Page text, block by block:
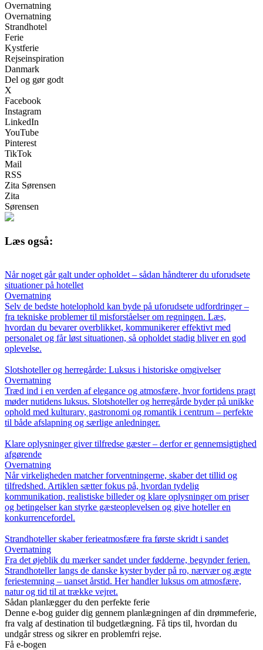
Overnatning
Overnatning
Strandhotel
Ferie
Kystferie
Rejseinspiration
Danmark
Del og gør godt
X
Facebook
Instagram
LinkedIn
YouTube
Pinterest
TikTok
Mail
RSS
Zita Sørensen
Zita
Sørensen
Læs også:
Når noget går galt under opholdet – sådan håndterer du uforudsete
situationer på hotellet
Overnatning
Selv de bedste hotelophold kan byde på uforudsete udfordringer –
fra tekniske problemer til misforståelser om regningen. Læs,
hvordan du bevarer overblikket, kommunikerer effektivt med
personalet og får løst situationen, så opholdet stadig bliver en god
oplevelse.
Slotshoteller og herregårde: Luksus i historiske omgivelser
Overnatning
Træd ind i en verden af elegance og atmosfære, hvor fortidens pragt
møder nutidens luksus. Slotshoteller og herregårde byder på unikke
ophold med kulturarv, gastronomi og romantik i centrum – perfekte
til både afslapning og særlige anledninger.
Klare oplysninger giver tilfredse gæster – derfor er gennemsigtighed
afgørende
Overnatning
Når virkeligheden matcher forventningerne, skaber det tillid og
tilfredshed. Artiklen sætter fokus på, hvordan tydelig
kommunikation, realistiske billeder og klare oplysninger om priser
og betingelser kan styrke gæsteoplevelsen og give hoteller en
konkurrencefordel.
Strandhoteller skaber ferieatmosfære fra første skridt i sandet
Overnatning
Fra det øjeblik du mærker sandet under fødderne, begynder ferien.
Strandhoteller langs de danske kyster byder på ro, nærvær og ægte
feriestemning – uanset årstid. Her handler luksus om atmosfære,
natur og tid til at trække vejret.
Sådan planlægger du den perfekte ferie
Denne e-bog guider dig gennem planlægningen af din drømmeferie,
fra valg af destination til budgetlægning. Få tips til, hvordan du
undgår stress og sikrer en problemfri rejse.
Få e-bogen